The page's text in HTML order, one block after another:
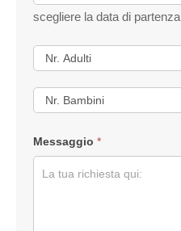
scegliere la data di partenza
Messaggio *